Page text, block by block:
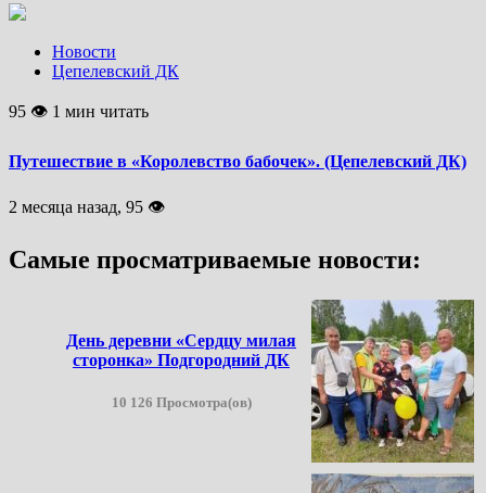
Новости
Цепелевский ДК
95 👁 1 мин читать
Путешествие в «Королевство бабочек». (Цепелевский ДК)
2 месяца назад, 95 👁
Самые просматриваемые новости:
День деревни «Сердцу милая
сторонка» Подгородний ДК
10 126 Просмотра(ов)